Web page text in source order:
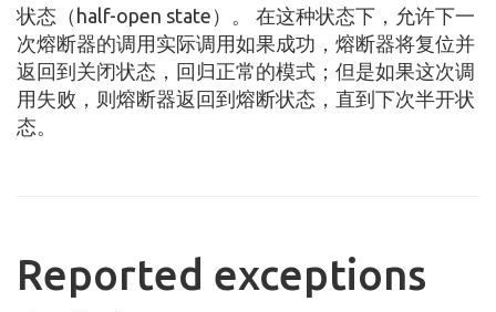
状态（half-open state）。 在这种状态下，允许下一
次熔断器的调用实际调用如果成功，熔断器将复位并
返回到关闭状态，回归正常的模式；但是如果这次调
用失败，则熔断器返回到熔断状态，直到下次半开状
态。
Reported exceptions